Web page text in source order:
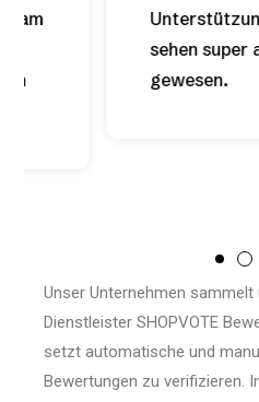
Unterstützung
sehen super aus.
gewesen.
Unser Unternehmen sammelt
Dienstleister SHOPVOTE
setzt automatische und
Bewertungen zu verifizieren.